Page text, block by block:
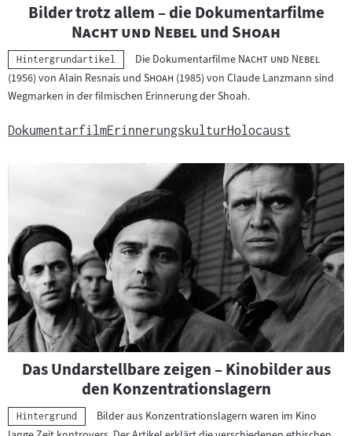
Bilder trotz allem – die Dokumentarfilme"
Nacht und Nebel "
und "
Shoah
Kategorie:
Hintergrundartikel Die Dokumentarfilme "Nacht und Nebel
(1956) von Alain Resnais und "
Shoah "(1985) von Claude Lanzmann sind
Wegmarken in der filmischen Erinnerung der Shoah.
DokumentarfilmErinnerungskulturHolocaust
Das Undarstellbare zeigen – Kinobilder aus
den Konzentrationslagern
Kategorie:
Hintergrund
Bilder aus Konzentrationslagern waren im Kino